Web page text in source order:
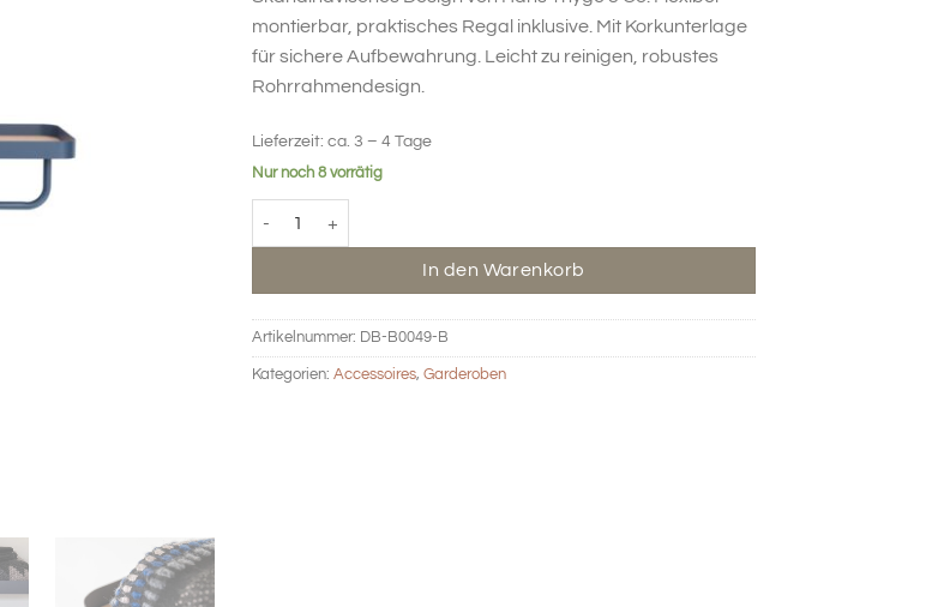
montierbar, praktisches Regal inklusive. Mit Korkunterlage
für sichere Aufbewahrung. Leicht zu reinigen, robustes
Rohrrahmendesign.
Lieferzeit: ca. 3 – 4 Tage
Nur noch 8 vorrätig
In den Warenkorb
Artikelnummer: DB-B0049-B
Kategorien: Accessoires, Garderoben